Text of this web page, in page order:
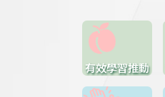
有效學習推動